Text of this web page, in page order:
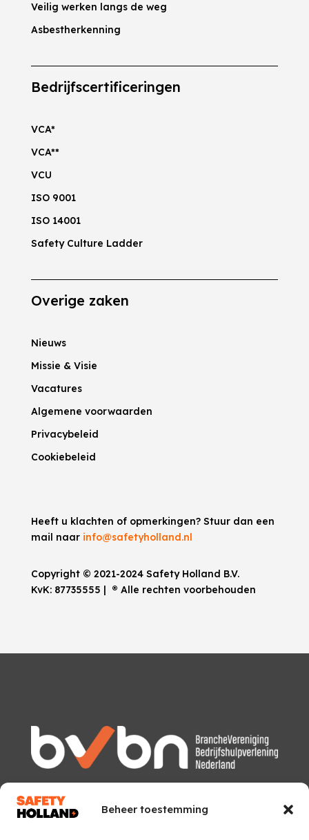
Beheer toestemming
Veilig werken langs de weg
Asbestherkenning
Bedrijfscertificeringen
VCA*
VCA**
VCU
ISO 9001
ISO 14001
Safety Culture Ladder
Overige zaken
Nieuws
Missie & Visie
Vacatures
Algemene voorwaarden
Privacybeleid
Cookiebeleid
Heeft u klachten of opmerkingen? Stuur dan een
mail naar info@safetyholland.nl
Copyright © 2021-2024 Safety Holland B.V.
KvK: 87735555 | ® Alle rechten voorbehouden